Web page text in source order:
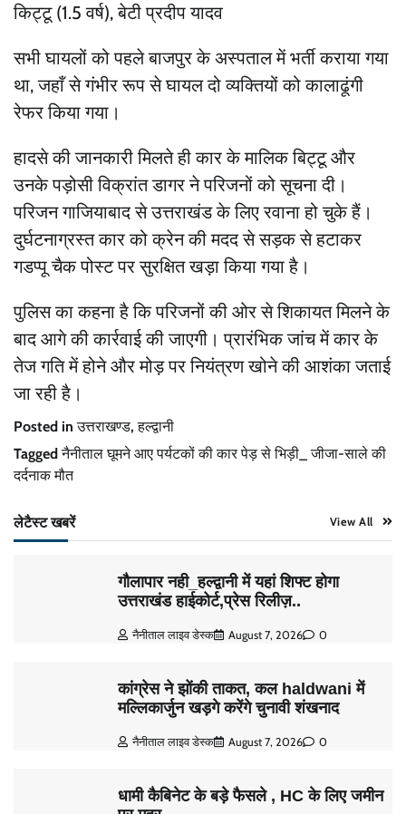
किट्टू (1.5 वर्ष), बेटी प्रदीप यादव
सभी घायलों को पहले बाजपुर के अस्पताल में भर्ती कराया गया
था, जहाँ से गंभीर रूप से घायल दो व्यक्तियों को कालाढूंगी
रेफर किया गया।
हादसे की जानकारी मिलते ही कार के मालिक बिट्टू और
उनके पड़ोसी विक्रांत डागर ने परिजनों को सूचना दी।
परिजन गाजियाबाद से उत्तराखंड के लिए रवाना हो चुके हैं।
दुर्घटनाग्रस्त कार को क्रेन की मदद से सड़क से हटाकर
गडप्पू चैक पोस्ट पर सुरक्षित खड़ा किया गया है।
पुलिस का कहना है कि परिजनों की ओर से शिकायत मिलने के
बाद आगे की कार्रवाई की जाएगी। प्रारंभिक जांच में कार के
तेज गति में होने और मोड़ पर नियंत्रण खोने की आशंका जताई
जा रही है।
Posted inउत्तराखण्ड,हल्द्वानी
Taggedनैनीताल घूमने आए पर्यटकों की कार पेड़ से भिड़ी_ जीजा-साले की
दर्दनाक मौत
लेटैस्ट खबरें View All
गौलापार नही_हल्द्वानी में यहां शिफ्ट होगा
उत्तराखंड हाईकोर्ट,प्रेस रिलीज़..
नैनीताल लाइव डेस्क August 7, 2026 0
कांग्रेस ने झोंकी ताकत, कल haldwani में
मल्लिकार्जुन खड़गे करेंगे चुनावी शंखनाद
नैनीताल लाइव डेस्क August 7, 2026 0
धामी कैबिनेट के बड़े फैसले , HC के लिए जमीन